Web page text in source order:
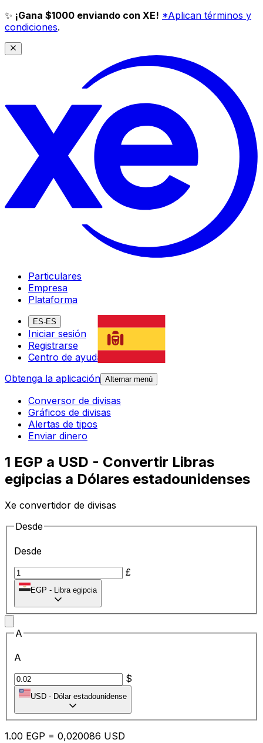
✨ ¡Gana $1000 enviando con XE! *Aplican términos y
condiciones.
Particulares
Empresa
Plataforma
ES-ES
Iniciar sesión
Registrarse
Centro de ayuda
Obtenga la aplicación Alternar menú
Conversor de divisas
Gráficos de divisas
Alertas de tipos
Enviar dinero
1 EGP a USD - Convertir Libras
egipcias a Dólares estadounidenses
Xe convertidor de divisas
Desde
Desde
£
EGP - Libra egipcia
A
A
$
USD - Dólar estadounidense
1.00 EGP = 0,020086 USD